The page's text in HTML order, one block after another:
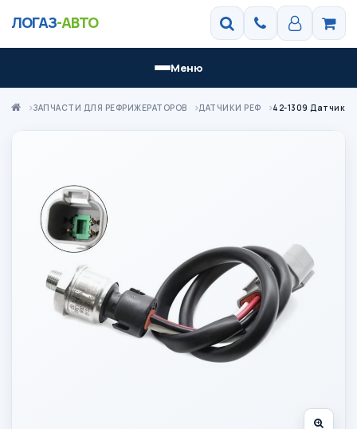
ЛОГАЗ-АВТО
Меню
ЗАПЧАСТИ ДЛЯ РЕФРИЖЕРАТОРОВ ДАТЧИКИ РЕФ